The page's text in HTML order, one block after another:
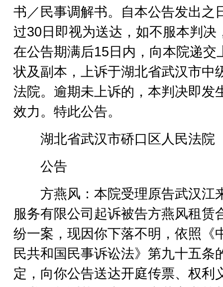
书／民事调解书。自本公告发出之
过30日即视为送达，如不服本判决
在公告期满后15日内，向本院递交
状及副本，上诉于湖北省武汉市中
法院。逾期未上诉的，本判决即发
效力。特此公告。
湖北省武汉市硚口区人民法院
公告
方燕风：本院受理原告武汉江
服务有限公司起诉被告方燕风租赁
纷一案，现因你下落不明，依照《
民共和国民事诉讼法》第九十五条
定，向你公告送达开庭传票、权利